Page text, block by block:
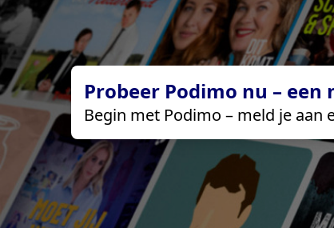
Probeer Podimo nu –
Begin met Podimo – meld je